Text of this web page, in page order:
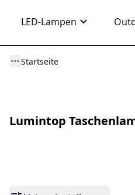
LED-Lampen
Startseite
Lumintop